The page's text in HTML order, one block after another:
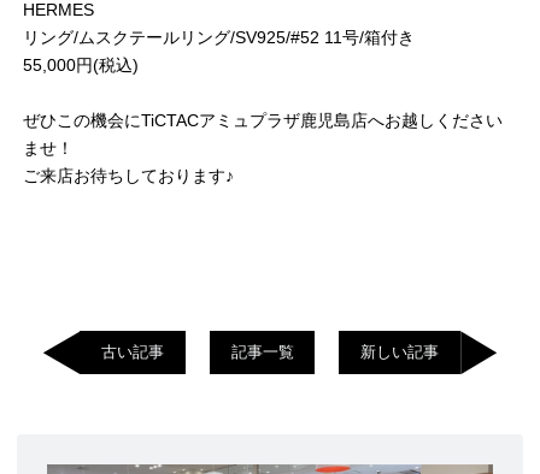
HERMES
リング/ムスクテールリング/SV925/#52 11号/箱付き
55,000円(税込)
ぜひこの機会にTiCTACアミュプラザ鹿児島店へお越しください
ませ！
ご来店お待ちしております♪
古い記事 記事一覧 新しい記事